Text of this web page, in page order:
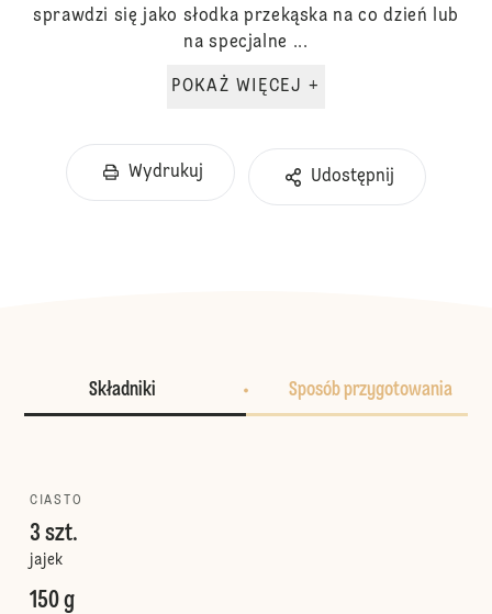
sprawdzi się jako słodka przekąska na co dzień lub
na specjalne ...
POKAŻ WIĘCEJ +
Wydrukuj Udostępnij
Składniki Sposób przygotowania
CIASTO
3 szt.
jajek
150 g